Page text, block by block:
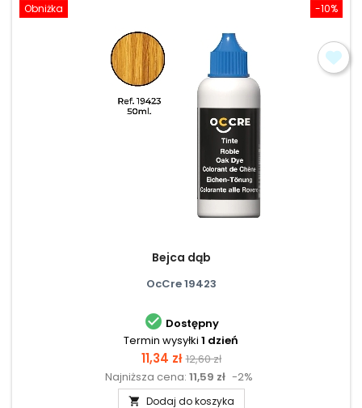
-10%
Obniżka
Bejca dąb
OcCre 19423
 Dostępny
Termin wysyłki 1 dzień
Cena
11,34 zł Cena
podstawowa
12,60 zł
Najniższa cena: 11,59 zł -2%
 Dodaj do koszyka